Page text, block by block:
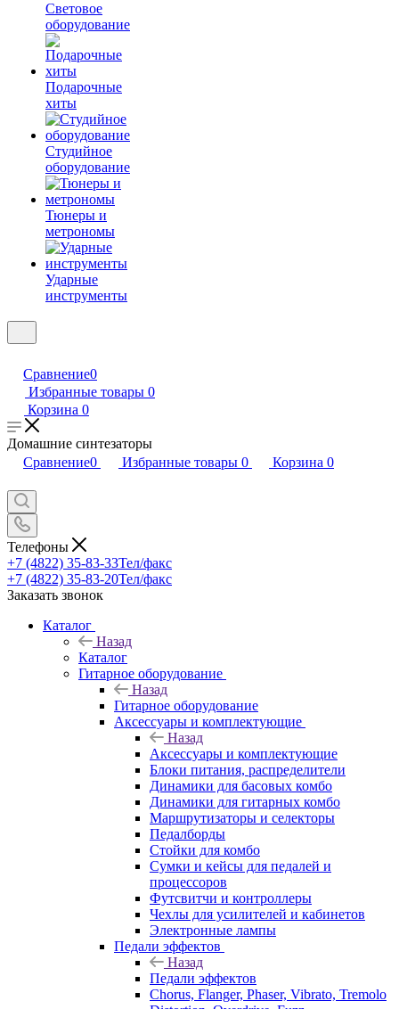
Световое
оборудование
Подарочные
хиты
Студийное
оборудование
Тюнеры и
метрономы
Ударные
инструменты
Сравнение0
Избранные товары 0
Корзина 0
Домашние синтезаторы
Сравнение0 Избранные товары 0 Корзина 0
Телефоны
+7 (4822) 35-83-33Тел/факс
+7 (4822) 35-83-20Тел/факс
Заказать звонок
Каталог
Назад
Каталог
Гитарное оборудование
Назад
Гитарное оборудование
Аксессуары и комплектующие
Назад
Аксессуары и комплектующие
Блоки питания, распределители
Динамики для басовых комбо
Динамики для гитарных комбо
Маршрутизаторы и селекторы
Педалборды
Стойки для комбо
Сумки и кейсы для педалей и
процессоров
Футсвитчи и контроллеры
Чехлы для усилителей и кабинетов
Электронные лампы
Педали эффектов
Назад
Педали эффектов
Chorus, Flanger, Phaser, Vibrato, Tremolo